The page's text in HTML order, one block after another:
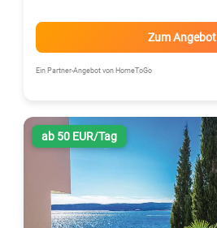
Zum Angebot
Ein Partner-Angebot von HomeToGo
ab 50 EUR/Tag